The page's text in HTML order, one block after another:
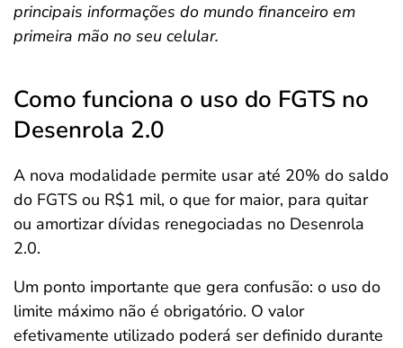
principais informações do mundo financeiro em
primeira mão no seu celular.
Como funciona o uso do FGTS no
Desenrola 2.0
A nova modalidade permite usar até 20% do saldo
do FGTS ou R$1 mil, o que for maior, para quitar
ou amortizar dívidas renegociadas no Desenrola
2.0.
Um ponto importante que gera confusão: o uso do
limite máximo não é obrigatório. O valor
efetivamente utilizado poderá ser definido durante